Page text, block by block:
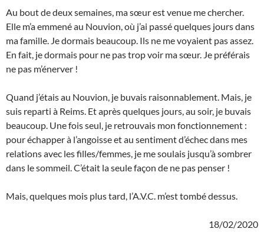
Au bout de deux semaines, ma sœur est venue me chercher.
Elle m’a emmené au Nouvion, où j’ai passé quelques jours dans
ma famille. Je dormais beaucoup. Ils ne me voyaient pas assez.
En fait, je dormais pour ne pas trop voir ma sœur. Je préférais
ne pas m’énerver !
Quand j’étais au Nouvion, je buvais raisonnablement. Mais, je
suis reparti à Reims. Et après quelques jours, au soir, je buvais
beaucoup. Une fois seul, je retrouvais mon fonctionnement :
pour échapper à l’angoisse et au sentiment d’échec dans mes
relations avec les filles/femmes, je me soulais jusqu’à sombrer
dans le sommeil. C’était la seule façon de ne pas penser !
Mais, quelques mois plus tard, l’A.V.C. m’est tombé dessus.
18/02/2020